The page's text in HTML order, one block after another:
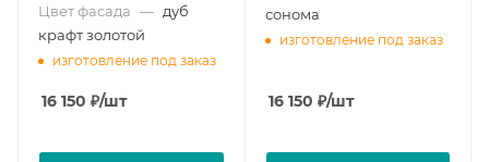
Цвет фасада — дуб
крафт золотой
изготовление под заказ
16 150 ₽/шт
сонома
изготовление под заказ
16 150 ₽/шт